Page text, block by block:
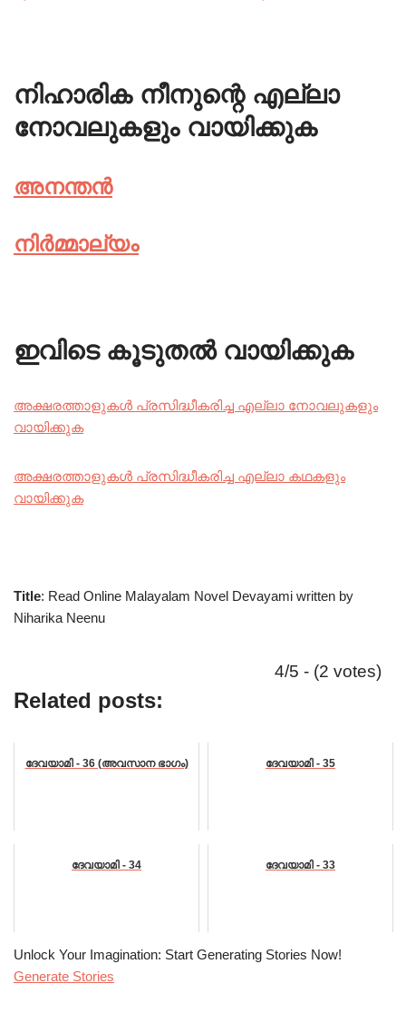
നിഹാരിക നീനുന്റെ എല്ലാ
നോവലുകളും വായിക്കുക
അനന്തൻ
നിർമ്മാല്യം
ഇവിടെ കൂടുതൽ വായിക്കുക
അക്ഷരത്താളുകൾ പ്രസിദ്ധീകരിച്ച എല്ലാ നോവലുകളും
വായിക്കുക
അക്ഷരത്താളുകൾ പ്രസിദ്ധീകരിച്ച എല്ലാ കഥകളും
വായിക്കുക
Title: Read Online Malayalam Novel Devayami written by
Niharika Neenu
4/5 - (2 votes)
Related posts:
ദേവയാമി - 36 (അവസാന ഭാഗം) ദേവയാമി - 35
ദേവയാമി - 34 ദേവയാമി - 33
Unlock Your Imagination: Start Generating Stories Now!
Generate Stories